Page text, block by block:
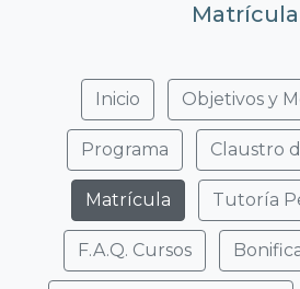
Matrícula
Inicio Objetivos y
Programa Claustro
Matrícula Tutoría
F.A.Q. Cursos